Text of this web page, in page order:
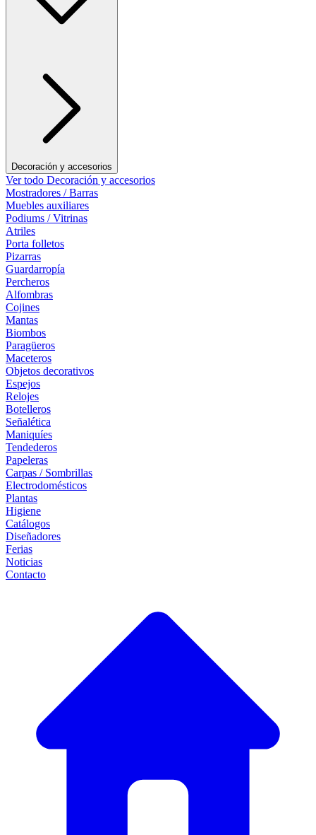
Decoración y accesorios
Ver todo Decoración y accesorios
Mostradores / Barras
Muebles auxiliares
Podiums / Vitrinas
Atriles
Porta folletos
Pizarras
Guardarropía
Percheros
Alfombras
Cojines
Mantas
Biombos
Paragüeros
Maceteros
Objetos decorativos
Espejos
Relojes
Botelleros
Señalética
Maniquíes
Tendederos
Papeleras
Carpas / Sombrillas
Electrodomésticos
Plantas
Higiene
Catálogos
Diseñadores
Ferias
Noticias
Contacto